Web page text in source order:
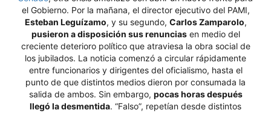
el Gobierno. Por la mañana, el director ejecutivo del PAMI,
Esteban Leguízamo, y su segundo, Carlos Zamparolo,
pusieron a disposición sus renunciasen medio del
creciente deterioro político que atraviesa la obra social de
los jubilados. La noticia comenzó a circular rápidamente
entre funcionarios y dirigentes del oficialismo, hasta el
punto de que distintos medios dieron por consumada la
salida de ambos. Sin embargo, pocas horas después
llegó la desmentida. “Falso”, repetían desde distintos